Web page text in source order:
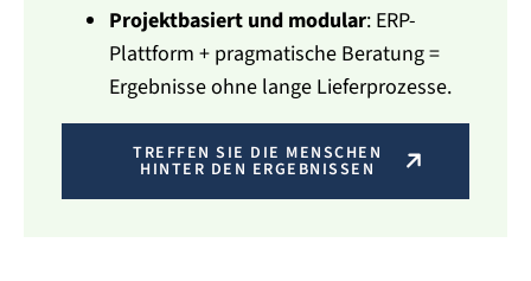
Projektbasiert und modular: ERP-
Plattform + pragmatische Beratung =
Ergebnisse ohne lange Lieferprozesse.
TREFFEN SIE DIE MENSCHEN
HINTER DEN ERGEBNISSEN